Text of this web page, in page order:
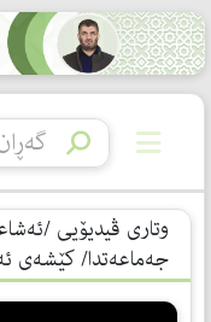
وتاری ڤیدیۆیی /
جەماعەتدا/ كێشەی